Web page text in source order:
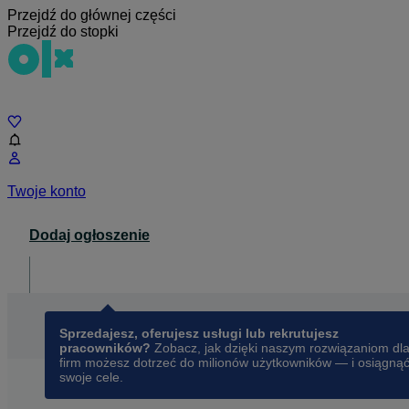
Przejdź do głównej części
Przejdź do stopki
Twoje konto
Dodaj ogłoszenie
Sprzedajesz, oferujesz usługi lub rekrutujesz
pracowników? Zobacz, jak dzięki naszym rozwiązaniom dla
firm możesz dotrzeć do milionów użytkowników — i osiągnąć
swoje cele.